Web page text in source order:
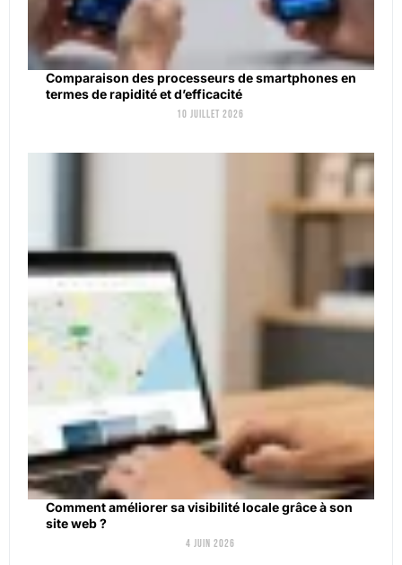
Comparaison des processeurs de smartphones en
termes de rapidité et d’efficacité
10 juillet 2026
Comment améliorer sa visibilité locale grâce à son
site web ?
4 juin 2026